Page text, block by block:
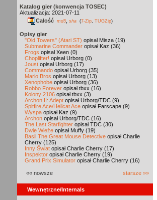
Katalog gier (konwencja TOSEC)
Aktualizacja: 2021-07-11
Całość md5 sha (7-Zip TUGZip)
Opisy gier
"Old Towers" (Atari ST) opisał Misza (19)
Submarine Commander opisał Kaz (36)
Frogs opisał Xeen (0)
Choplifter! opisał Urborg (0)
Joust opisał Urborg (17)
Commando opisał Urborg (35)
Mario Bros opisał Urborg (13)
Xenophobe opisał Urborg (36)
Robbo Forever opisał tbxx (16)
Kolony 2106 opisał tbxx (3)
Archon II: Adept opisał Urborg/TDC (9)
Spitfire Ace/Hellcat Ace opisał Farscape (9)
Wyspa opisał Kaz (9)
Archon opisał Urborg/TDC (16)
The Last Starfighter opisał TDC (30)
Dwie Wieże opisał Muffy (19)
Basil The Great Mouse Detective opisał Charlie
Cherry (125)
Inny Świat opisał Charlie Cherry (17)
Inspektor opisał Charlie Cherry (19)
Grand Prix Simulator opisał Charlie Cherry (16)
«« nowsze starsze »»
Wewnętrzne/Internals